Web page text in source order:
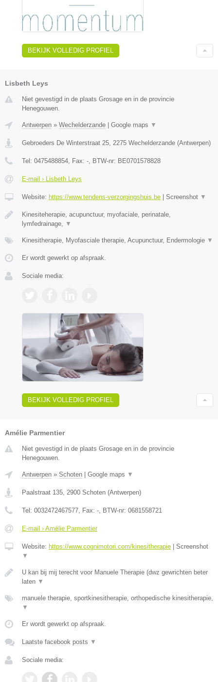
BEKIJK VOLLEDIG PROFIEL
Lisbeth Leys
Niet gevestigd in de plaats Grosage en in de provincie
Henegouwen.
Antwerpen » Wechelderzande Google maps ▼
Gebroeders De Winterstraat 25, 2275 Wechelderzande (Antwerpen)
Tel: 0475488854, Fax: -, BTW-nr: BE0701578828
E-mail › Lisbeth Leys
Website: https://www.tendens-verzorgingshuis.be Screenshot ▼
Kinesiteherapie, acupunctuur, myofaciale, perinatale,
lymfedrainage, ▼
Kinesitherapie, Myofasciale therapie, Acupunctuur, Endermologie ▼
Er wordt gewerkt op afspraak.
Sociale media:
BEKIJK VOLLEDIG PROFIEL
Amélie Parmentier
Niet gevestigd in de plaats Grosage en in de provincie
Henegouwen.
Antwerpen » Schoten Google maps ▼
Paalstraat 135, 2900 Schoten (Antwerpen)
Tel: 0032472467577, Fax: -, BTW-nr: 0681558721
E-mail › Amélie Parmentier
Website: https://www.cognimotori.com/kinesitherapie
Screenshot
▼
U kan bij mij terecht voor Manuele Therapie (dwz gewrichten beter
laten ▼
manuele therapie, sportkinesitherapie, orthopedische kinesitherapie,
▼
Er wordt gewerkt op afspraak.
Laatste facebook posts ▼
Sociale media: